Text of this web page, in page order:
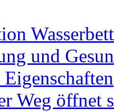
Wasserbett
und
Weg öffnet